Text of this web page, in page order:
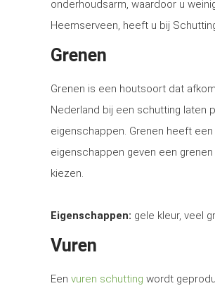
onderhoudsarm, waardoor u
Heemserveen, heeft u bij
Grenen
Grenen is een houtsoort dat
Nederland bij een schutting laten
eigenschappen. Grenen heeft
eigenschappen geven een
kiezen.
Eigenschappen: gele kleur, veel
Vuren
Een vuren schutting wordt